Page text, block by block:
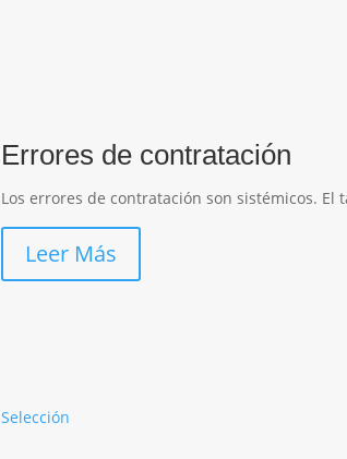
Errores de contratación
Los errores de contratación son sistémicos.
Leer Más
Selección